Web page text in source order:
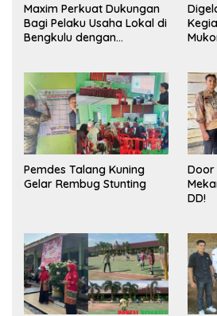
Maxim Perkuat Dukungan
Bagi Pelaku Usaha Lokal di
Bengkulu dengan
Pasar
Pemdes Talang Kuning
Gelar Rembug Stunting
Door
DD!